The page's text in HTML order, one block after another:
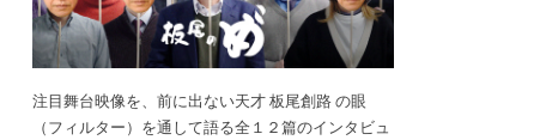
注目舞台映像を、前に出ない天才 板尾創路 の眼
（フィルター）を通して語る全１２篇のインタビュ